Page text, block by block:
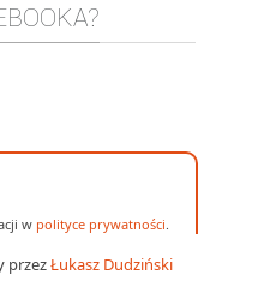
w polityce prywatności
przezŁukasz Dudziński